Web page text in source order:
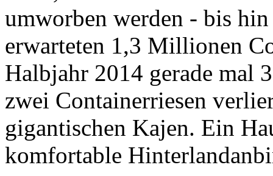
umworben werden - bis
erwarteten 1,3 Millionen
Halbjahr 2014 gerade mal
zwei Containerriesen
gigantischen Kajen. Ein
komfortable